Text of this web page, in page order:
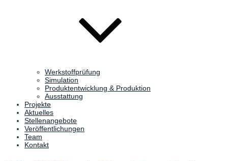
Werkstoffprüfung
Simulation
Produktentwicklung & Produktion
Ausstattung
Projekte
Aktuelles
Stellenangebote
Veröffentlichungen
Team
Kontakt